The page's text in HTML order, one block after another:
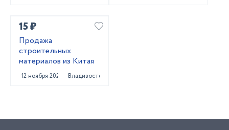
15 ₽
Продажа
строительных
материалов из Китая
12 ноября 2020 Владивосток